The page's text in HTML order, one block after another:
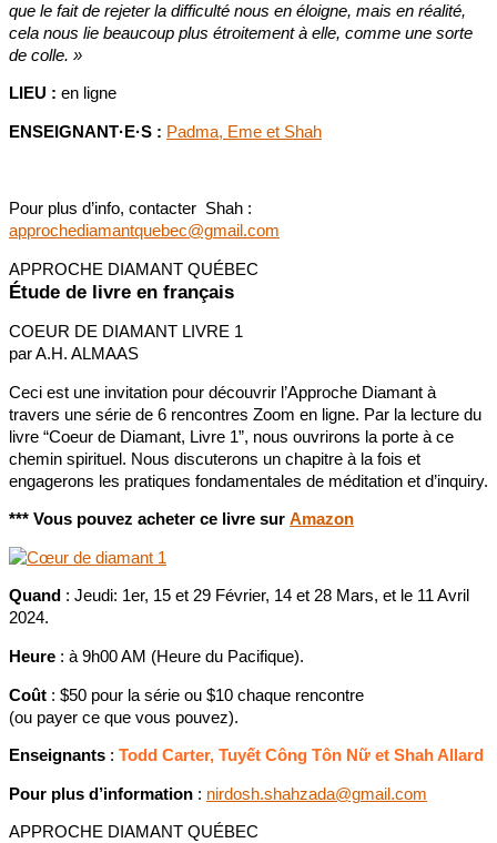
que le fait de rejeter la difficulté nous en éloigne, mais en réalité,
cela nous lie beaucoup plus étroitement à elle, comme une sorte
de colle. »
LIEU : en ligne
ENSEIGNANT·E·S : Padma, Eme et Shah
Pour plus d’info, contacter Shah :
approchediamantquebec@gmail.com
APPROCHE DIAMANT QUÉBEC
Étude de livre en français
COEUR DE DIAMANT LIVRE 1
par A.H. ALMAAS
Ceci est une invitation pour découvrir l’Approche Diamant à
travers une série de 6 rencontres Zoom en ligne. Par la lecture du
livre “Coeur de Diamant, Livre 1”, nous ouvrirons la porte à ce
chemin spirituel. Nous discuterons un chapitre à la fois et
engagerons les pratiques fondamentales de méditation et d’inquiry.
*** Vous pouvez acheter ce livre sur Amazon
Quand : Jeudi: 1er, 15 et 29 Février, 14 et 28 Mars, et le 11 Avril
2024.
Heure : à 9h00 AM (Heure du Pacifique).
Coût : $50 pour la série ou $10 chaque rencontre
(ou payer ce que vous pouvez).
Enseignants : Todd Carter, Tuyết Công Tôn Nữ et Shah Allard
Pour plus d’information : nirdosh.shahzada@gmail.com
APPROCHE DIAMANT QUÉBEC